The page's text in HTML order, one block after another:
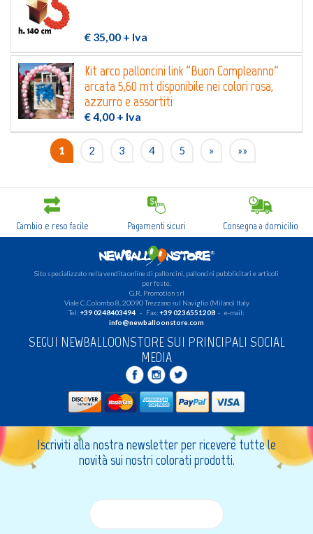
€ 35,00 + Iva
Kit arco palloncini link "Buon Compleanno"
arcata 5,60 mt disponibile nei colori rosa,
azzurro e assortiti
€ 4,00 + Iva
1 2 3 4 5 » »»
Cambio e reso facile Pagamenti sicuri Consegna a domicilio
Sito specializzato nella vendita online di palloncini, palloncini pubblicitari e articoli
per feste.
G.R. Promotion srl
Viale C.Colombo 8, 20090 Trezzano sul Naviglio (Milano) Italy
Tel:+39 0248403494- Fax:+39 0236551208- e-mail:
info@newballoonstore.com
SEGUI NEWBALLOONSTORE SUI PRINCIPALI SOCIAL
MEDIA
Iscriviti alla nostra newsletter per ricevere tutte le
novità sui nostri colorati prodotti.